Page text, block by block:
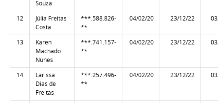
Souza
12
Júlia Freitas
Costa
***.588.826-
**
04/02/20 23/12/22
13
Karen
Machado
Nunes
***.741.157-
**
04/02/20 23/12/22
14
Larissa
Dias de
Freitas
***.257.496-
**
04/02/20 23/12/22